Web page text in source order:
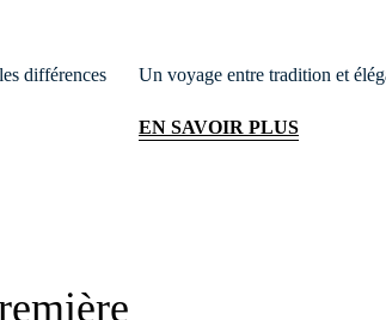
différences
Un voyage entre tradition et
EN SAVOIR PLUS